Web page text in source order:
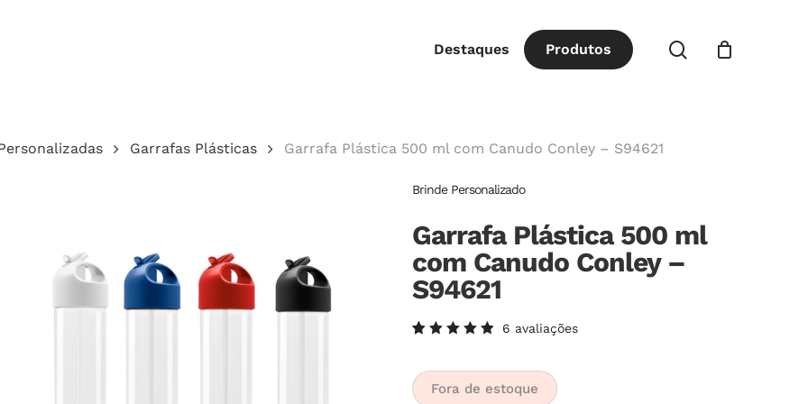
Destaques Produtos procurar
Garrafas Plásticas Garrafa Plástica 500 ml com Canudo Conley – S94621
Brinde Personalizado
Garrafa Plástica 500 ml
com Canudo Conley –
S94621
5.00de
5, com
baseado
6 avaliações
Fora de estoque